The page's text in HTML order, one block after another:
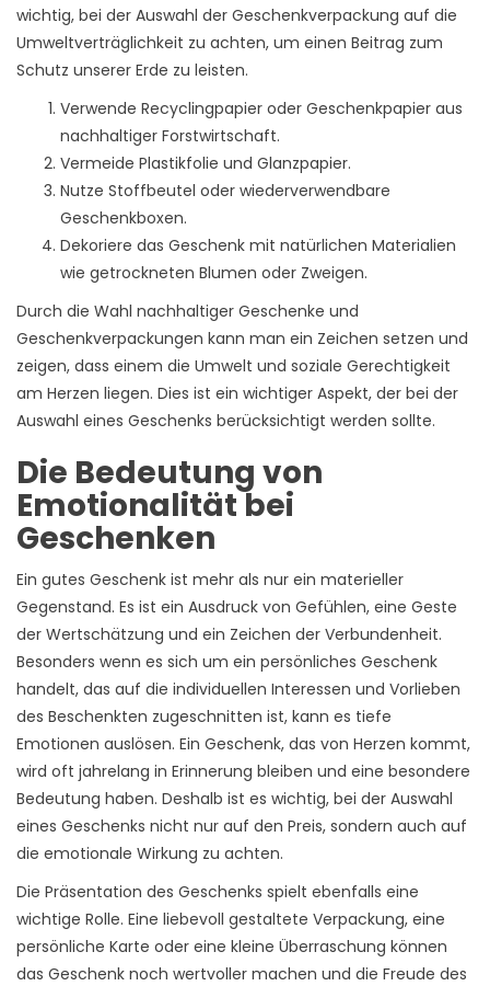
wichtig, bei der Auswahl der Geschenkverpackung auf die
Umweltverträglichkeit zu achten, um einen Beitrag zum
Schutz unserer Erde zu leisten.
Verwende Recyclingpapier oder Geschenkpapier aus
nachhaltiger Forstwirtschaft.
Vermeide Plastikfolie und Glanzpapier.
Nutze Stoffbeutel oder wiederverwendbare
Geschenkboxen.
Dekoriere das Geschenk mit natürlichen Materialien
wie getrockneten Blumen oder Zweigen.
Durch die Wahl nachhaltiger Geschenke und
Geschenkverpackungen kann man ein Zeichen setzen und
zeigen, dass einem die Umwelt und soziale Gerechtigkeit
am Herzen liegen. Dies ist ein wichtiger Aspekt, der bei der
Auswahl eines Geschenks berücksichtigt werden sollte.
Die Bedeutung von
Emotionalität bei
Geschenken
Ein gutes Geschenk ist mehr als nur ein materieller
Gegenstand. Es ist ein Ausdruck von Gefühlen, eine Geste
der Wertschätzung und ein Zeichen der Verbundenheit.
Besonders wenn es sich um ein persönliches Geschenk
handelt, das auf die individuellen Interessen und Vorlieben
des Beschenkten zugeschnitten ist, kann es tiefe
Emotionen auslösen. Ein Geschenk, das von Herzen kommt,
wird oft jahrelang in Erinnerung bleiben und eine besondere
Bedeutung haben. Deshalb ist es wichtig, bei der Auswahl
eines Geschenks nicht nur auf den Preis, sondern auch auf
die emotionale Wirkung zu achten.
Die Präsentation des Geschenks spielt ebenfalls eine
wichtige Rolle. Eine liebevoll gestaltete Verpackung, eine
persönliche Karte oder eine kleine Überraschung können
das Geschenk noch wertvoller machen und die Freude des